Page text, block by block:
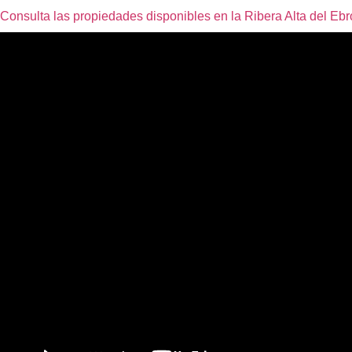
Consulta las propiedades disponibles en la Ribera Alta del